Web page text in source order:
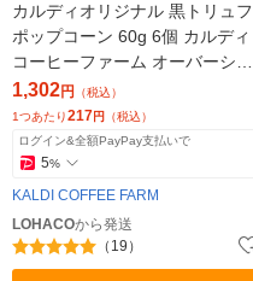
カルディオリジナル 黒トリュフ
ポップコーン 60g 6個 カルディ
コーヒーファーム オーバーシー
ズ スナック菓子
1,302円 （税込）
1つあたり217円 （税込）
ログイン&全額PayPay支払いで
5%
KALDI COFFEE FARM
LOHACOから発送
（19）